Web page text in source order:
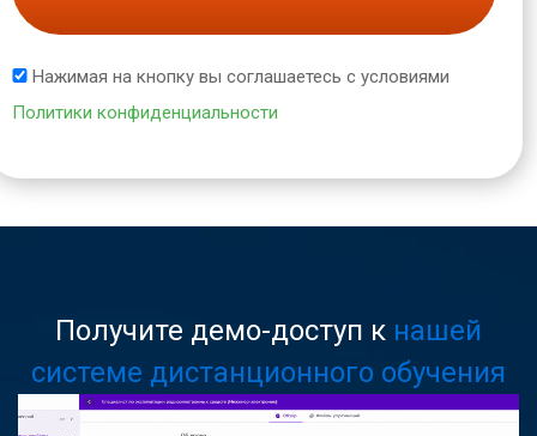
Нажимая на кнопку вы соглашаетесь с условиями
Политики конфиденциальности
Получите демо-доступ к нашей
системе дистанционного обучения